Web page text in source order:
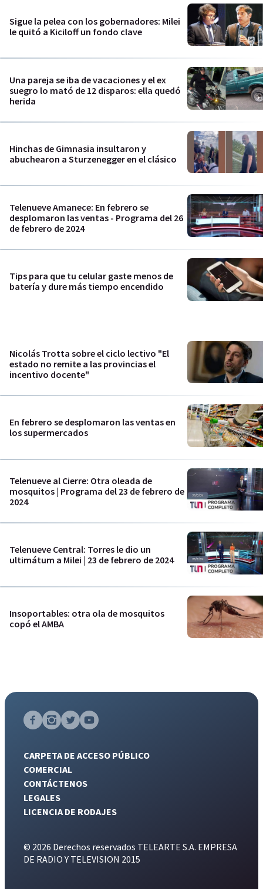
Sigue la pelea con los gobernadores: Milei
le quitó a Kiciloff un fondo clave
Una pareja se iba de vacaciones y el ex
suegro lo mató de 12 disparos: ella quedó
herida
Hinchas de Gimnasia insultaron y
abuchearon a Sturzenegger en el clásico
Telenueve Amanece: En febrero se
desplomaron las ventas - Programa del 26
de febrero de 2024
Tips para que tu celular gaste menos de
batería y dure más tiempo encendido
Nicolás Trotta sobre el ciclo lectivo "El
estado no remite a las provincias el
incentivo docente"
En febrero se desplomaron las ventas en
los supermercados
Telenueve al Cierre: Otra oleada de
mosquitos | Programa del 23 de febrero de
2024
Telenueve Central: Torres le dio un
ultimátum a Milei | 23 de febrero de 2024
Insoportables: otra ola de mosquitos
copó el AMBA
CARPETA DE ACCESO PÚBLICO
COMERCIAL
CONTÁCTENOS
LEGALES
LICENCIA DE RODAJES
© 2026 Derechos reservados TELEARTE S.A. EMPRESA
DE RADIO Y TELEVISION 2015